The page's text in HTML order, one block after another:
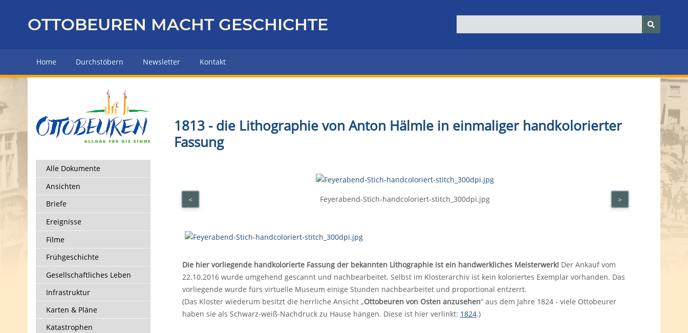
z
r
H
u
p
e
OTTOBEUREN MACHT GESCHICHTE
Home Durchstöbern Newsletter Kontakt
Alle Dokumente
Ansichten
Briefe
Ereignisse
Filme
Frühgeschichte
Gesellschaftliches Leben
Infrastruktur
Karten & Pläne
Katastrophen
1813 - die Lithographie von Anton Hälmle in einmaliger handkolorierter
Fassung
Feyerabend-Stich-handcoloriert-stitch_300dpi.jpg
< >
Die hier vorliegende handkolorierte Fassung der bekannten Lithographie ist ein handwerkliches Meisterwerk!Der Ankauf vom
22.10.2016 wurde umgehend gescannt und nachbearbeitet. Selbst im Klosterarchiv ist kein koloriertes Exemplar vorhanden. Das
vorliegende wurde fürs virtuelle Museum einige Stunden nachbearbeitet und proportional entzerrt.
(Das Kloster wiederum besitzt die herrliche Ansicht „Ottobeuren von Osten anzusehen“ aus dem Jahre 1824 - viele Ottobeurer
haben sie als Schwarz-weiß-Nachdruck zu Hause hängen. Diese ist hier verlinkt: 1824.)